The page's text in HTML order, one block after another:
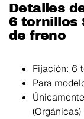
Detalles
6 tornillos
de freno
Fijación: 6
Para
(Orgánicas)